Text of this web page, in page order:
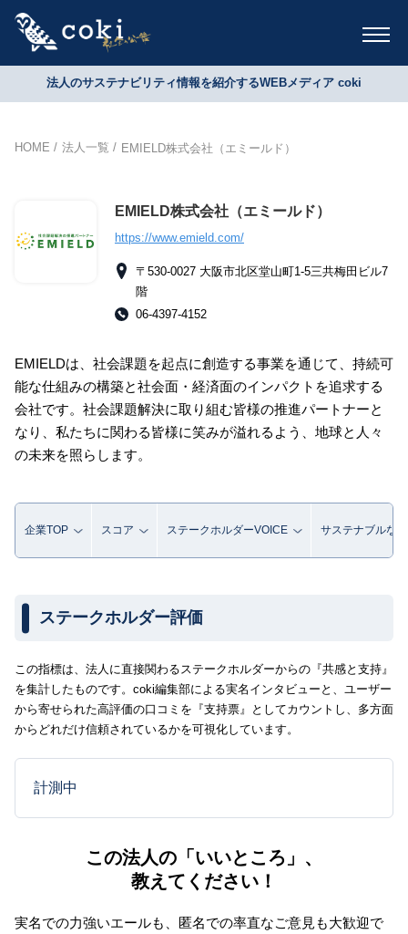
法人のサステナビリティ情報を紹介するWEBメディア coki
HOME 法人一覧 EMIELD株式会社（エミールド）
EMIELD株式会社（エミールド）
https://www.emield.com/
〒530-0027 大阪市北区堂山町1-5三共梅田ビル7
階
06-4397-4152
EMIELDは、社会課題を起点に創造する事業を通じて、持続可
能な仕組みの構築と社会面・経済面のインパクトを追求する
会社です。社会課題解決に取り組む皆様の推進パートナーと
なり、私たちに関わる皆様に笑みが溢れるよう、地球と人々
の未来を照らします。
企業TOP スコア ステークホルダーVOICE サステナブルな
ステークホルダー評価
この指標は、法人に直接関わるステークホルダーからの『共感と支持』
を集計したものです。coki編集部による実名インタビューと、ユーザー
から寄せられた高評価の口コミを『支持票』としてカウントし、多方面
からどれだけ信頼されているかを可視化しています。
計測中
この法人の「いいところ」、
教えてください！
実名での力強いエールも、匿名での率直なご意見も大歓迎で